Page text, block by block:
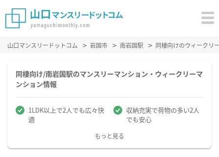
山口マンスリードットコム 岩国市 南岩国駅 同棲向けのウィークリ
同棲向け/南岩国駅のマンスリーマンション・ウィークリーマ
ンション情報
1LDK以上で2人でも広々快
適
収納充実で荷物の多い2人
でも安心
もっと見る